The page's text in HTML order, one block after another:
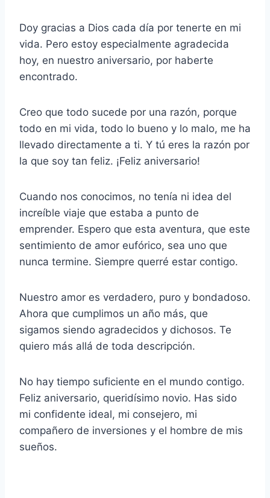
Doy gracias a Dios cada día por tenerte en mi
vida. Pero estoy especialmente agradecida
hoy, en nuestro aniversario, por haberte
encontrado.
Creo que todo sucede por una razón, porque
todo en mi vida, todo lo bueno y lo malo, me ha
llevado directamente a ti. Y tú eres la razón por
la que soy tan feliz. ¡Feliz aniversario!
Cuando nos conocimos, no tenía ni idea del
increíble viaje que estaba a punto de
emprender. Espero que esta aventura, que este
sentimiento de amor eufórico, sea uno que
nunca termine. Siempre querré estar contigo.
Nuestro amor es verdadero, puro y bondadoso.
Ahora que cumplimos un año más, que
sigamos siendo agradecidos y dichosos. Te
quiero más allá de toda descripción.
No hay tiempo suficiente en el mundo contigo.
Feliz aniversario, queridísimo novio. Has sido
mi confidente ideal, mi consejero, mi
compañero de inversiones y el hombre de mis
sueños.